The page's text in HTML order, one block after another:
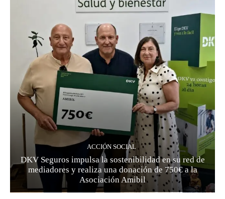
ACCIÓN SOCIAL
DKV Seguros impulsa la sostenibilidad en su red de
mediadores y realiza una donación de 750€ a la
Asociación Amibil